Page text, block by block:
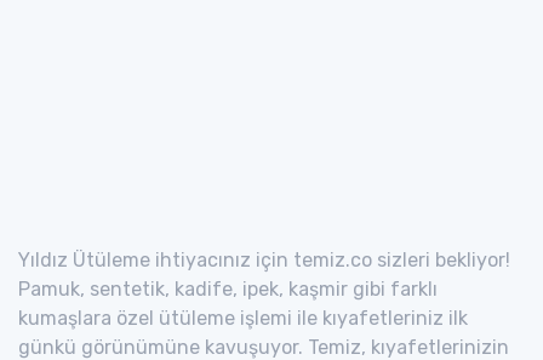
Yıldız Ütüleme ihtiyacınız için temiz.co sizleri bekliyor!
Pamuk, sentetik, kadife, ipek, kaşmir gibi farklı
kumaşlara özel ütüleme işlemi ile kıyafetleriniz ilk
günkü görünümüne kavuşuyor. Temiz, kıyafetlerinizin